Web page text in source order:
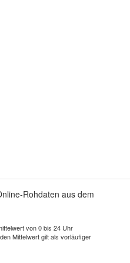
Rohdaten aus dem
von 0 bis 24 Uhr
Mittelwert gilt als vorläufiger